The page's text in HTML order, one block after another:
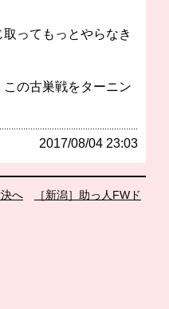
ってもっとやらなき
の古巣戦をターニン
2017/08/04 23:03
へ
［新潟］助っ人FWド